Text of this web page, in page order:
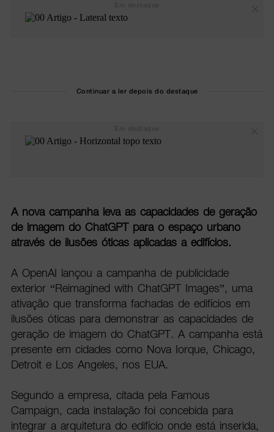
Continuar a ler depois do destaque
A nova campanha leva as capacidades de geração
de imagem do ChatGPT para o espaço urbano
através de ilusões óticas aplicadas a edifícios.
A OpenAI lançou a campanha de publicidade
exterior “Reimagined with ChatGPT Images”, uma
ativação que transforma fachadas de edifícios em
ilusões óticas para demonstrar as capacidades de
geração de imagem do ChatGPT. A campanha está
presente em cidades como Nova Iorque, Chicago,
Detroit e Los Angeles, nos EUA.
Segundo a empresa, citada pela Famous
Campaign, cada instalação foi concebida para
integrar a arquitetura do edifício onde está inserida,